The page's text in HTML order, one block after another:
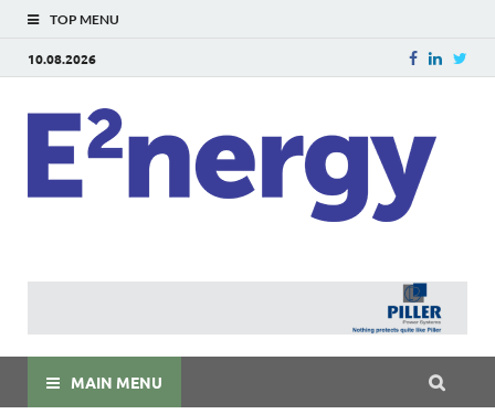
TOP MENU
10.08.2026
MAIN MENU